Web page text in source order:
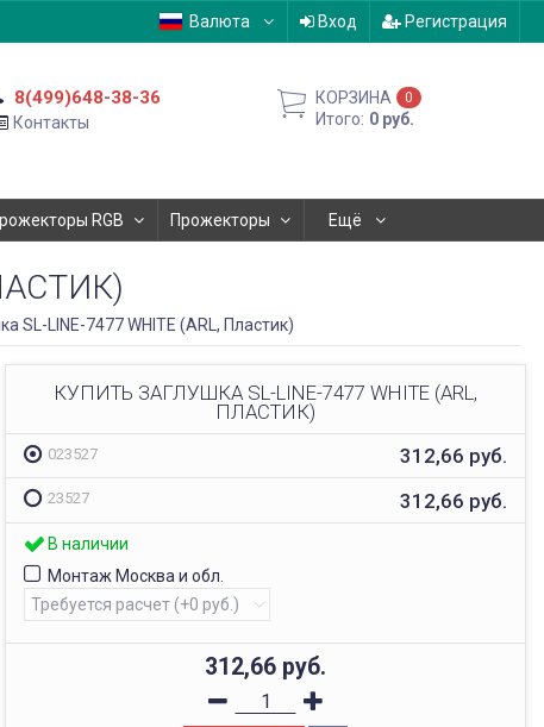
Валюта Вход Регистрация
8(499)648-38-36
Контакты
КОРЗИНА 0
Итого: 0 руб.
RGB Прожекторы Ещё
SL-LINE-7477 WHITE (ARL, Пластик)
КУПИТЬ ЗАГЛУШКА SL-LINE-7477 WHITE (ARL,
ПЛАСТИК)
023527 312,66 руб.
23527 312,66 руб.
В наличии
Монтаж Москва и обл.
312,66 руб.